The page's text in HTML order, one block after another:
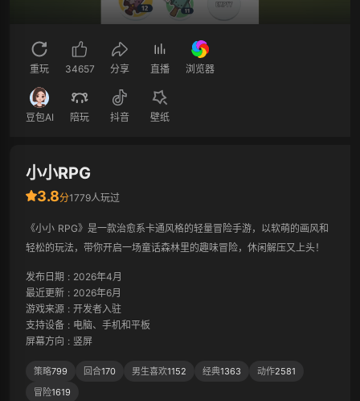
重玩 34657 分享 直播 浏览器
豆包AI 陪玩 抖音 壁纸
小小RPG
3.8分1779人玩过
《小小 RPG》是一款治愈系卡通风格的轻量冒险手游，以软萌的画风和
轻松的玩法，带你开启一场童话森林里的趣味冒险，休闲解压又上头！
发布日期 : 2026年4月
最近更新 : 2026年6月
游戏来源 : 开发者入驻
支持设备 : 电脑、手机和平板
屏幕方向 : 竖屏
策略799 回合170 男生喜欢1152 经典1363 动作2581
冒险1619